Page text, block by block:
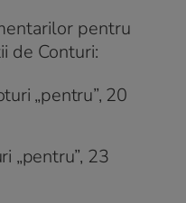
pentru
de Conturi:
„pentru”, 20
„pentru”, 23